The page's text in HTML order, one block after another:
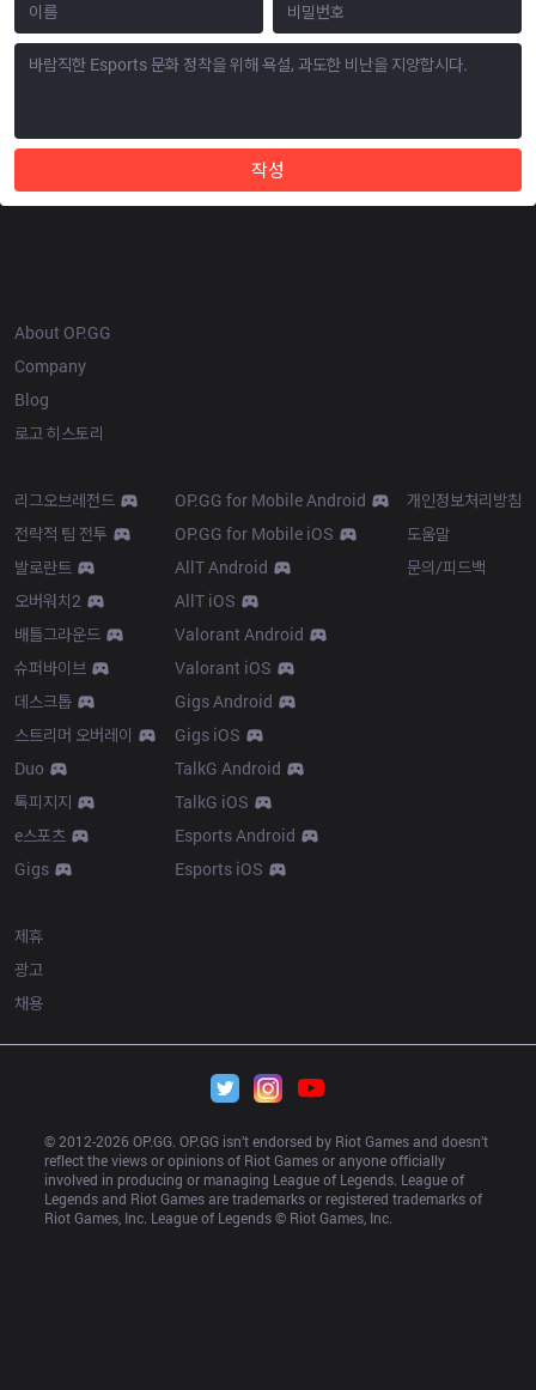
작성
About OP.GG
Company
Blog
로고 히스토리
리그오브레전드
전략적 팀 전투
발로란트
오버워치2
배틀그라운드
슈퍼바이브
데스크톱
스트리머 오버레이
Duo
톡피지지
e스포츠
Gigs
OP.GG for Mobile Android
OP.GG for Mobile iOS
AllT Android
AllT iOS
Valorant Android
Valorant iOS
Gigs Android
Gigs iOS
TalkG Android
TalkG iOS
Esports Android
Esports iOS
개인정보처리방침
도움말
문의/피드백
제휴
광고
채용
© 2012-2026 OP.GG. OP.GG isn’t endorsed by Riot Games and doesn’t
reflect the views or opinions of Riot Games or anyone officially
involved in producing or managing League of Legends. League of
Legends and Riot Games are trademarks or registered trademarks of
Riot Games, Inc. League of Legends © Riot Games, Inc.